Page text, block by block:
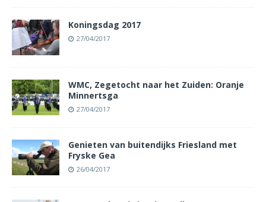
Koningsdag 2017
27/04/2017
WMC, Zegetocht naar het Zuiden: Oranje
Minnertsga
27/04/2017
Genieten van buitendijks Friesland met
Fryske Gea
26/04/2017